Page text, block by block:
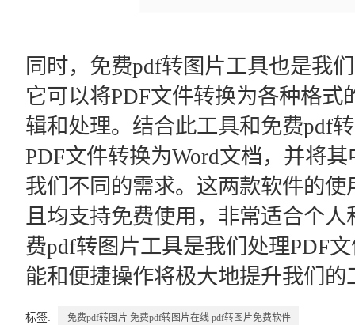
同时，免费pdf转图片工具也是我
它可以将PDF文件转换为各种格
辑和处理。结合此工具和免费pdf
PDF文件转换为Word文档，并将
我们不同的需求。这两款软件的
且均支持免费使用，非常适合个
费pdf转图片工具是我们处理PDF
能和便捷操作将极大地提升我们的
标签: 免费pdf转图片 免费pdf转图片在线 pdf转图片免费软件